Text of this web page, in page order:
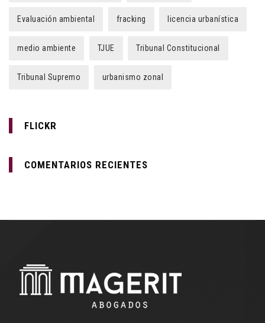
Evaluación ambiental fracking licencia urbanística
medio ambiente TJUE Tribunal Constitucional
Tribunal Supremo urbanismo zonal
FLICKR
COMENTARIOS RECIENTES